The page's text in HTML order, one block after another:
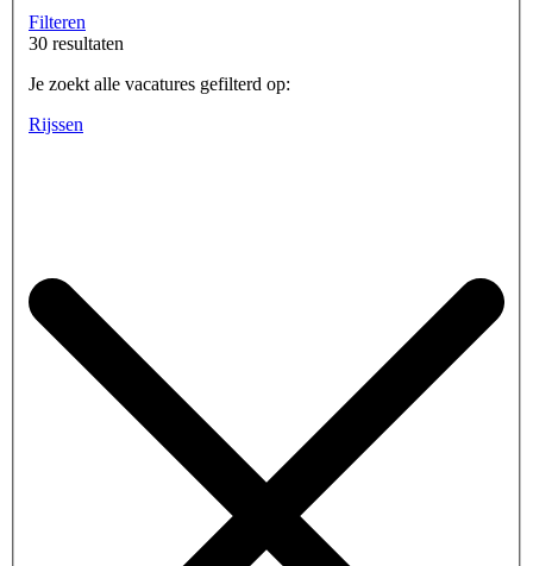
Filteren
30 resultaten
Je zoekt alle vacatures gefilterd op:
Rijssen